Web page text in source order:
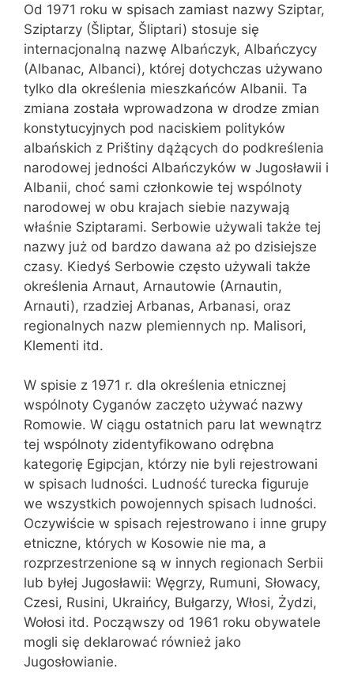
Od 1971 roku w spisach zamiast nazwy Sziptar,
Sziptarzy (Šliptar, Šliptari) stosuje się
internacjonalną nazwę Albańczyk, Albańczycy
(Albanac, Albanci), której dotychczas używano
tylko dla określenia mieszkańców Albanii. Ta
zmiana została wprowadzona w drodze zmian
konstytucyjnych pod naciskiem polityków
albańskich z Prištiny dążących do podkreślenia
narodowej jedności Albańczyków w Jugosławii i
Albanii, choć sami członkowie tej wspólnoty
narodowej w obu krajach siebie nazywają
właśnie Sziptarami. Serbowie używali także tej
nazwy już od bardzo dawana aż po dzisiejsze
czasy. Kiedyś Serbowie często używali także
określenia Arnaut, Arnautowie (Arnautin,
Arnauti), rzadziej Arbanas, Arbanasi, oraz
regionalnych nazw plemiennych np. Malisori,
Klementi itd.
W spisie z 1971 r. dla określenia etnicznej
wspólnoty Cyganów zaczęto używać nazwy
Romowie. W ciągu ostatnich paru lat wewnątrz
tej wspólnoty zidentyfikowano odrębna
kategorię Egipcjan, którzy nie byli rejestrowani
w spisach ludności. Ludność turecka figuruje
we wszystkich powojennych spisach ludności.
Oczywiście w spisach rejestrowano i inne grupy
etniczne, których w Kosowie nie ma, a
rozprzestrzenione są w innych regionach Serbii
lub byłej Jugosławii: Węgrzy, Rumuni, Słowacy,
Czesi, Rusini, Ukraińcy, Bułgarzy, Włosi, Żydzi,
Wołosi itd. Począwszy od 1961 roku obywatele
mogli się deklarować również jako
Jugosłowianie.